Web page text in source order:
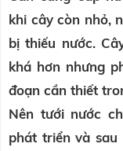
khi cây còn nhỏ,
bị thiếu nước.
khá hơn nhưng
đoạn cần thiết
Nên tưới nước
phát triển và